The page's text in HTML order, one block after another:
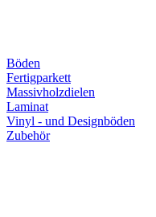
Böden
Fertigparkett
Massivholzdielen
Laminat
Vinyl - und Designböden
Zubehör